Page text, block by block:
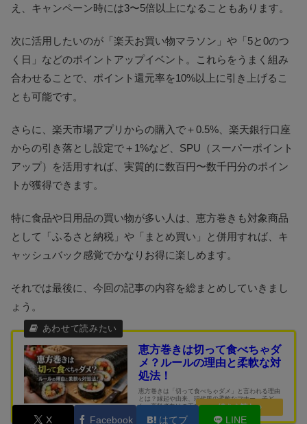
え、キャンペーン時には3〜5倍以上になることもあります。
次に活用したいのが「楽天お買い物マラソン」や「5と0のつ
く日」などのポイントアップイベント。これらをうまく組み
合わせることで、ポイント還元率を10%以上に引き上げるこ
とも可能です。
さらに、楽天市場アプリからの購入で＋0.5%、楽天銀行口座
からの引き落とし設定で＋1%など、SPU（スーパーポイント
アップ）を活用すれば、実質的に数百円〜数千円分のポイン
トが獲得できます。
特に食品や日用品の買い物が多い人は、恵方巻きも対象商品
として「ふるさと納税」や「まとめ買い」と併用すれば、キ
ャッシュバック感覚でかなりお得に楽しめます。
それでは最後に、今回の記事の内容を総まとめしていきまし
ょう。
恵方巻きは切って食べちゃダ
メ？ルールの理由と柔軟な対
処法！
恵方巻きは「切って食べちゃダメ」と言われる理由
とは？縁起や由来、現代風の柔軟なマナー、子ど
も・高齢者向けの工夫や人気アレンジまで解説。
しむヒントが満載！
X Facebook はてブ LINE